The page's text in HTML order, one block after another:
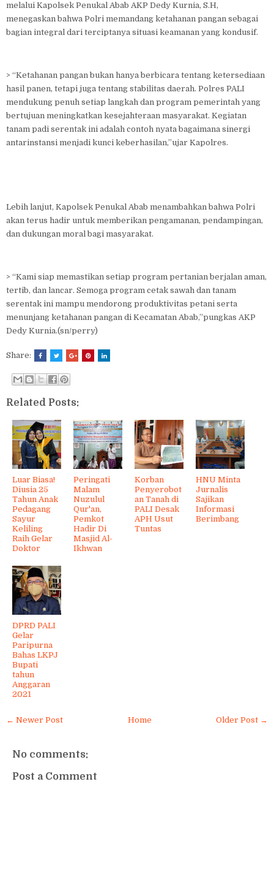
melalui Kapolsek Penukal Abab AKP Dedy Kurnia, S.H,
menegaskan bahwa Polri memandang ketahanan pangan sebagai
bagian integral dari terciptanya situasi keamanan yang kondusif.
> “Ketahanan pangan bukan hanya berbicara tentang ketersediaan
hasil panen, tetapi juga tentang stabilitas daerah. Polres PALI
mendukung penuh setiap langkah dan program pemerintah yang
bertujuan meningkatkan kesejahteraan masyarakat. Kegiatan
tanam padi serentak ini adalah contoh nyata bagaimana sinergi
antarinstansi menjadi kunci keberhasilan,”ujar Kapolres.
Lebih lanjut, Kapolsek Penukal Abab menambahkan bahwa Polri
akan terus hadir untuk memberikan pengamanan, pendampingan,
dan dukungan moral bagi masyarakat.
> “Kami siap memastikan setiap program pertanian berjalan aman,
tertib, dan lancar. Semoga program cetak sawah dan tanam
serentak ini mampu mendorong produktivitas petani serta
menunjang ketahanan pangan di Kecamatan Abab,”pungkas AKP
Dedy Kurnia.(sn/perry)
Share:
Related Posts:
Luar Biasa!
Diusia 25
Tahun Anak
Pedagang
Sayur
Keliling
Raih Gelar
Doktor
Peringati
Malam
Nuzulul
Qur'an,
Pemkot
Hadir Di
Masjid Al-
Ikhwan
Korban
Penyerobot
an Tanah di
PALI Desak
APH Usut
Tuntas
HNU Minta
Jurnalis
Sajikan
Informasi
Berimbang
DPRD PALI
Gelar
Paripurna
Bahas LKPJ
Bupati
tahun
Anggaran
2021
← Newer Post Older Post →
Home
No comments:
Post a Comment